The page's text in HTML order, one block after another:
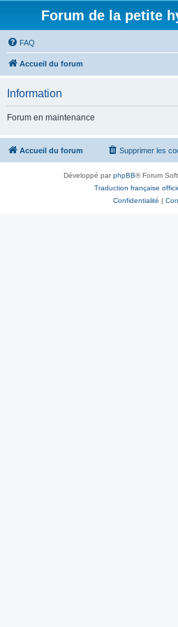
Forum de la petite
FAQ
Accueil du forum
Information
Forum en maintenance
Accueil du forum Supprimer les
Développé parphpBB® Forum
Traduction française
Confidentialité |